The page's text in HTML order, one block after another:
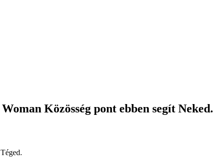
Közösség pont ebben segít Neked.